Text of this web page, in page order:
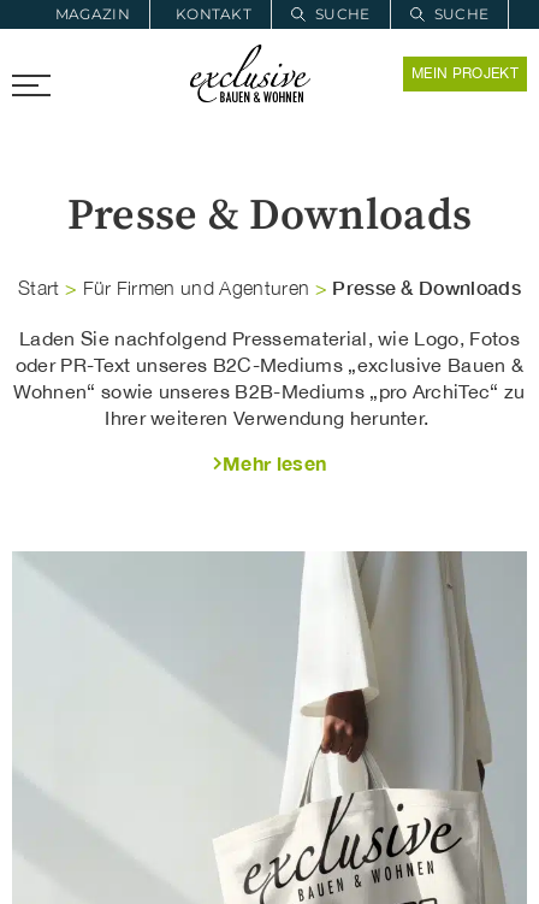
MAGAZIN KONTAKT SUCHE
SUCHE
PROARCHITEC PROINSTALL MEIN PROJEKT
Presse & Downloads
Start > Für Firmen und Agenturen > Presse & Downloads
Laden Sie nachfolgend Pressematerial, wie Logo, Fotos
oder PR-Text unseres B2C-Mediums „exclusive Bauen &
Wohnen“ sowie unseres B2B-Mediums „pro ArchiTec“ zu
Ihrer weiteren Verwendung herunter.
Mehr lesen